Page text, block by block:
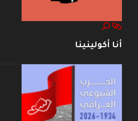
أنا أكولينينا